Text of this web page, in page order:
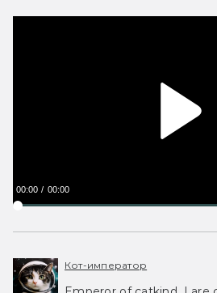
00:00 00:00
Кот-император